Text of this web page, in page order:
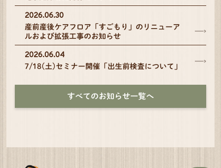
2026.06.30
産前産後ケアフロア「すごもり」のリニューア
ルおよび拡張工事のお知らせ
2026.06.04
7/18(土)セミナー開催「出生前検査について」
すべてのお知らせ一覧へ